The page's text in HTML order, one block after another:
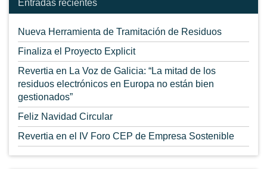
Entradas recientes
Nueva Herramienta de Tramitación de Residuos
Finaliza el Proyecto Explicit
Revertia en La Voz de Galicia: “La mitad de los
residuos electrónicos en Europa no están bien
gestionados”
Feliz Navidad Circular
Revertia en el IV Foro CEP de Empresa Sostenible